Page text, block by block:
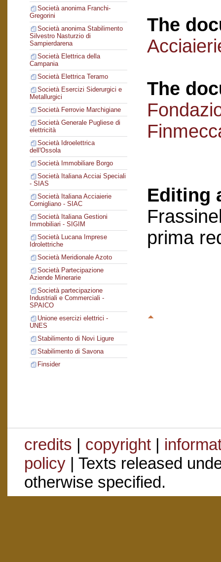
Società anonima Franchi-
Gregorini
Società anonima Stabilimento
Silvestro Nasturzio di
Sampierdarena
Società Elettrica della
Campania
Società Elettrica Teramo
Società Esercizi Siderurgici e
Metallurgici
Società Ferrovie Marchigiane
Società Generale Pugliese di
elettricità
Società Idroelettrica
dell'Ossola
Società Immobiliare Borgo
Società Italiana Acciai Speciali
- SIAS
Società Italiana Acciaierie
Cornigliano - SIAC
Società Italiana Gestioni
Immobiliari - SIGIM
Società Lucana Imprese
Idrolettriche
Società Meridionale Azoto
Società Partecipazione
Aziende Minerarie
Società partecipazione
Industriali e Commerciali -
SPAICO
Unione esercizi elettrici -
UNES
Stabilimento di Novi Ligure
Stabilimento di Savona
Finsider
The
The
Editing
prima
credits | copyright|
policy| Texts released
otherwise specified.